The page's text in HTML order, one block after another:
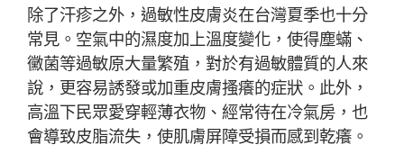
除了汗疹之外，過敏性皮膚炎在台灣夏季也十分
常見。空氣中的濕度加上溫度變化，使得塵蟎、
黴菌等過敏原大量繁殖，對於有過敏體質的人來
說，更容易誘發或加重皮膚搔癢的症狀。此外，
高溫下民眾愛穿輕薄衣物、經常待在冷氣房，也
會導致皮脂流失，使肌膚屏障受損而感到乾癢。